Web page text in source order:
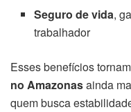
Seguro de vida,
trabalhador
Esses benefícios
no Amazonasainda
quem busca